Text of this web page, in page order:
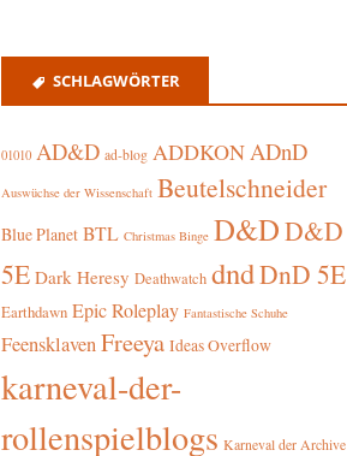
SCHLAGWÖRTER
01010 AD&D ad-blog ADDKONADnD
Auswüchse der Wissenschaft Beutelschneider
Blue Planet BTL Christmas Binge D&DD&D
5E Dark Heresy Deathwatch dndDnD 5E
Earthdawn Epic Roleplay Fantastische Schuhe
Feensklaven Freeya Ideas Overflow
karneval-der-
rollenspielblogs Karneval der Archive